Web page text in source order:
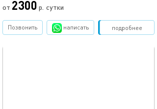
от 2300 р. сутки
подробнее
Позвонить написать Забронировать